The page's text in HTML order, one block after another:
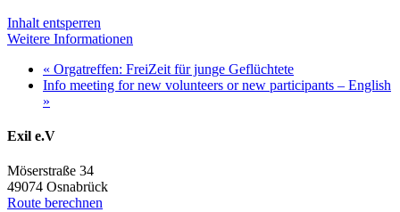
Inhalt entsperren
Weitere Informationen
« Orgatreffen: FreiZeit für junge Geflüchtete
Info meeting for new volunteers or new participants – English
»
Exil e.V
Möserstraße 34
49074 Osnabrück
Route berechnen